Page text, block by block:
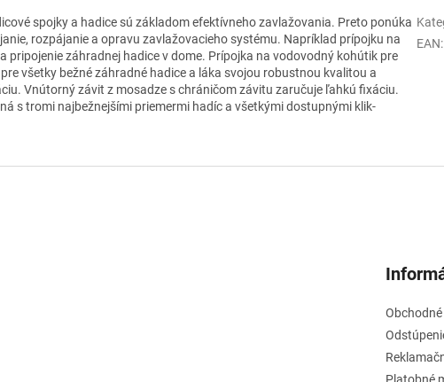
spojky a hadice sú základom efektívneho zavlažovania. Preto ponúka
rozpájanie a opravu zavlažovacieho systému. Napríklad prípojku na
záhradnej hadice v dome. Prípojka na vodovodný kohútik pre
všetky bežné záhradné hadice a láka svojou robustnou kvalitou a
Vnútorný závit z mosadze s chráničom závitu zaručuje ľahkú fixáciu.
s tromi najbežnejšími priemermi hadíc a všetkými dostupnými klik-
EAN: